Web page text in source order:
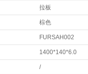
拉板
棕色
FURSAH002
1400*140*6.0
/